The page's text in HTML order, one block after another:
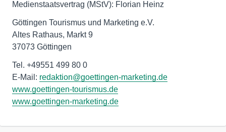
Medienstaatsvertrag (MStV): Florian Heinz
Göttingen Tourismus und Marketing e.V.
Altes Rathaus, Markt 9
37073 Göttingen
Tel. +49551 499 80 0
E-Mail: redaktion@goettingen-marketing.de
www.goettingen-tourismus.de
www.goettingen-marketing.de